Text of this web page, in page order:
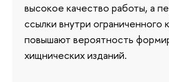
высокое качество работы, а
ссылки внутри ограниченного
повышают вероятность
хищнических изданий.